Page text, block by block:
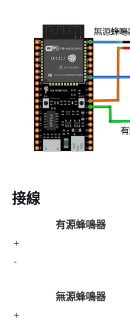
接線
有源蜂鳴器
+
-
無源蜂鳴器
+